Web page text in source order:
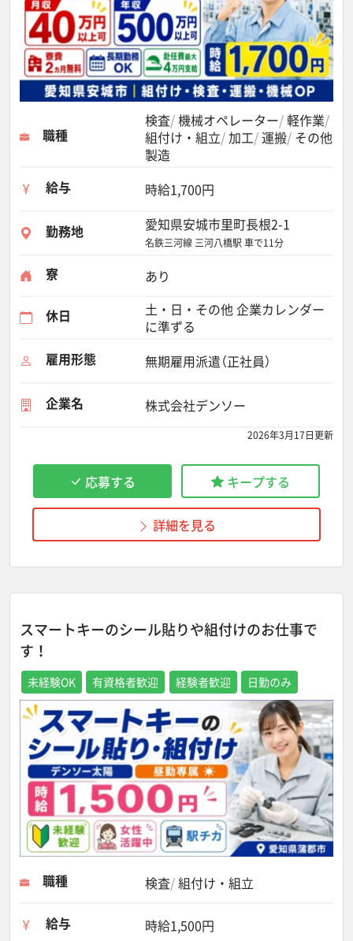
職種
検査 機械オペレーター 軽作業
組付け・組立 加工 運搬 その他
製造
給与
時給1,700円
勤務地 愛知県安城市里町長根2-1
名鉄三河線 三河八橋駅 車で11分
寮 あり
休日
土・日・その他 企業カレンダー
に準ずる
雇用形態
無期雇用派遣（正社員）
企業名 株式会社デンソー
2026年3月17日更新
応募する キープする
詳細を見る
スマートキーのシール貼りや組付けのお仕事で
す！
未経験OK 有資格者歓迎 経験者歓迎 日勤のみ
職種 検査 組付け・組立
給与 時給1,500円